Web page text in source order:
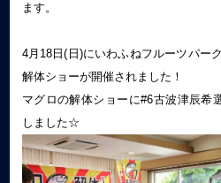
ます。
4月18日(日)にいわふねフルーツパー
解体ショーが開催されました！
マグロの解体ショーに#6古波津辰希
しました☆